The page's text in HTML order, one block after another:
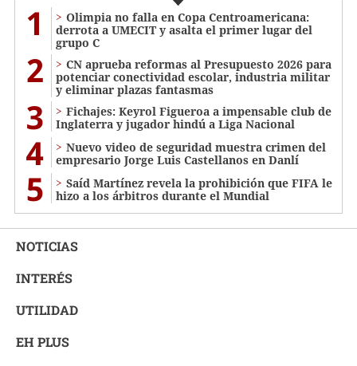
1
Olimpia no falla en Copa Centroamericana:
derrota a UMECIT y asalta el primer lugar del
grupo C
2
CN aprueba reformas al Presupuesto 2026 para
potenciar conectividad escolar, industria militar
y eliminar plazas fantasmas
3
Fichajes: Keyrol Figueroa a impensable club de
Inglaterra y jugador hindú a Liga Nacional
4
Nuevo video de seguridad muestra crimen del
empresario Jorge Luis Castellanos en Danlí
5
Saíd Martínez revela la prohibición que FIFA le
hizo a los árbitros durante el Mundial
NOTICIAS
INTERÉS
UTILIDAD
EH PLUS